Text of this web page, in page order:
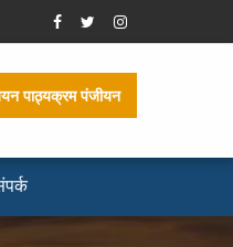
पाठ्यक्रम पंजीयन